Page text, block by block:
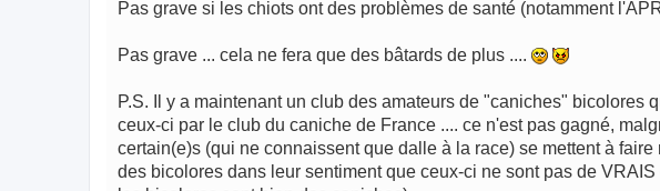
Pas grave si les chiots ont des problèmes de santé (notamment
Pas grave ... cela ne fera que des bâtards de plus ....
P.S. Il y a maintenant un club des amateurs de "caniches" bicolores
ceux-ci par le club du caniche de France .... ce n'est pas gagné,
certain(e)s (qui ne connaissent que dalle à la race) se mettent à
des bicolores dans leur sentiment que ceux-ci ne sont pas de